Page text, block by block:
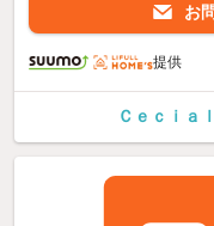
お
提供
Ｃｅｃｉａ